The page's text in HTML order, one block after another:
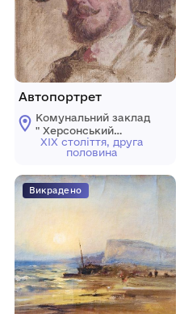
Автопортрет
Комунальний заклад
" Херсонський
обласний художній
музей ім.
ХОР
ХІХ століття, друга
половина
Викрадено